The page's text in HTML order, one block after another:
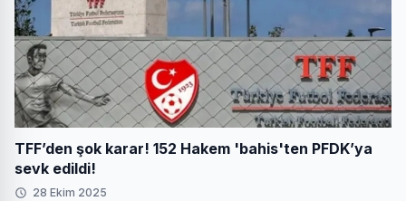
TFF’den şok karar! 152 Hakem 'bahis'ten PFDK’ya
sevk edildi!
28 Ekim 2025